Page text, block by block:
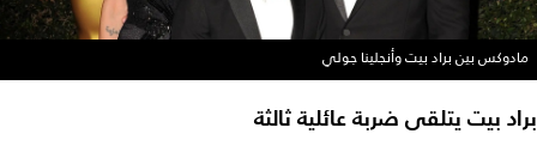
مادوكس بين براد بيت وأنجلينا جولي
براد بيت يتلقى ضربة عائلية ثالثة